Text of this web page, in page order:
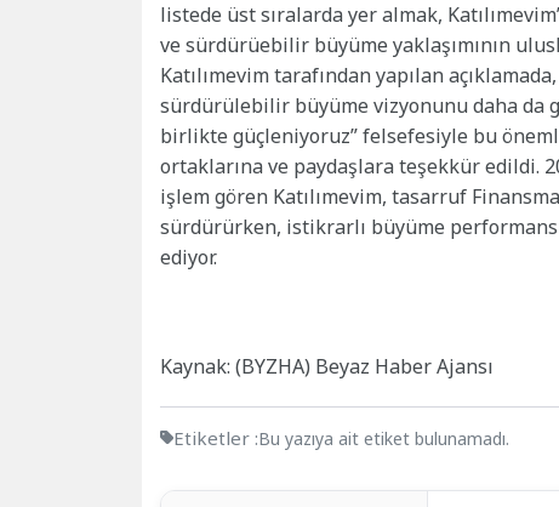
listede üst sıralarda yer almak,
ve sürdürüebilir büyüme yaklaşımının
Katılımevim tarafından yapılan
sürdürülebilir büyüme vizyonunu daha da
birlikte güçleniyoruz” felsefesiyle bu
ortaklarına ve paydaşlara teşekkür edildi.
işlem gören Katılımevim, tasarruf
sürdürürken, istikrarlı büyüme
ediyor.
Kaynak: (BYZHA) Beyaz Haber Ajansı
Etiketler :Bu yazıya ait etiket bulunamadı.